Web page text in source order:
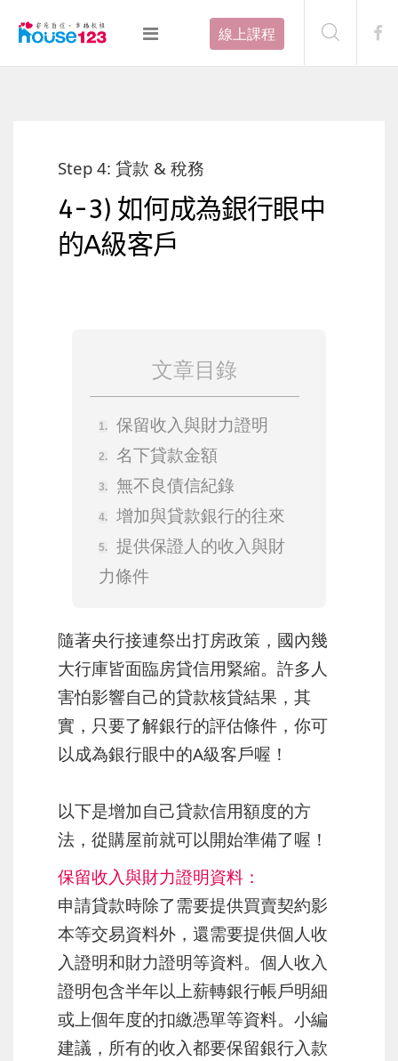
線上課程
Step 4: 貸款 & 稅務
4-3) 如何成為銀行眼中
的A級客戶
文章目錄
保留收入與財力證明
名下貸款金額
無不良債信紀錄
增加與貸款銀行的往來
提供保證人的收入與財
力條件
隨著央行接連祭出打房政策，國內幾
大行庫皆面臨房貸信用緊縮。許多人
害怕影響自己的貸款核貸結果，其
實，只要了解銀行的評估條件，你可
以成為銀行眼中的A級客戶喔！
以下是增加自己貸款信用額度的方
法，從購屋前就可以開始準備了喔！
保留收入與財力證明資料：
申請貸款時除了需要提供買賣契約影
本等交易資料外，還需要提供個人收
入證明和財力證明等資料。個人收入
證明包含半年以上薪轉銀行帳戶明細
或上個年度的扣繳憑單等資料。小編
建議，所有的收入都要保留銀行入款